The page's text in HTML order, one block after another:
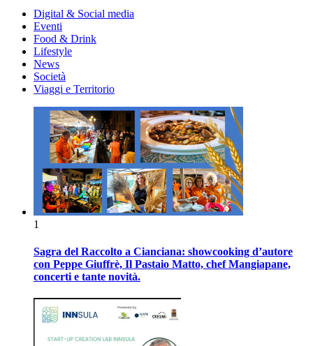
Digital & Social media
Eventi
Food & Drink
Lifestyle
News
Società
Viaggi e Territorio
1
Sagra del Raccolto a Cianciana: showcooking d’autore
con Peppe Giuffrè, Il Pastaio Matto, chef Mangiapane,
concerti e tante novità.